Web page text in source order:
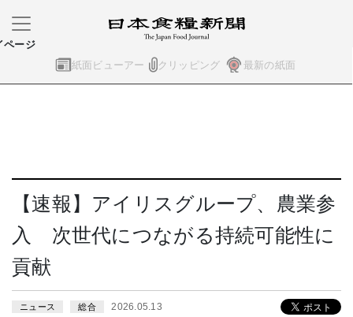
紙面ビューアー クリッピング 最新の紙面
ページ
【速報】アイリスグループ、農業参
入 次世代につながる持続可能性に
貢献
ニュース 総合 2026.05.13